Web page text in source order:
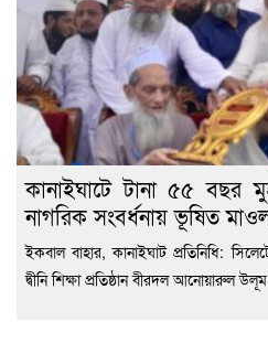
কানাইঘাটে টানা ৫৫ বছর
নাগরিক সংবর্ধনায় ভূষিত
ইকবাল বাহার, কানাইঘাট প্রতিনিধি:
দ্বীনি শিক্ষা প্রতিষ্ঠান বীরদল আনোয়ারুল